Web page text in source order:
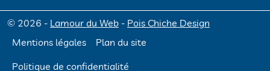
© 2026 - Lamour du Web - Pois Chiche Design
Mentions légales
Plan du site
Politique de confidentialité